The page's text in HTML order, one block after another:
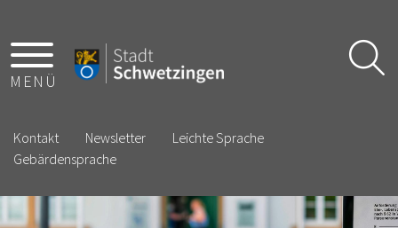
MENÜ
Kontakt Newsletter
Leichte Sprache
Gebärdensprache